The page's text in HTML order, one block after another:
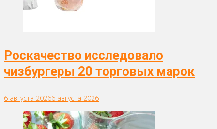
Роскачество исследовало
чизбургеры 20 торговых марок
6 августа 20266 августа 2026